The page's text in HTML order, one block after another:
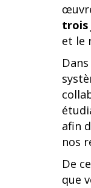
trois
et le
afin
nos
De
que